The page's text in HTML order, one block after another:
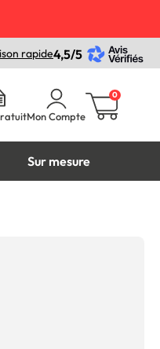
rapide4,5/5
Mon Compte
0
Sur mesure